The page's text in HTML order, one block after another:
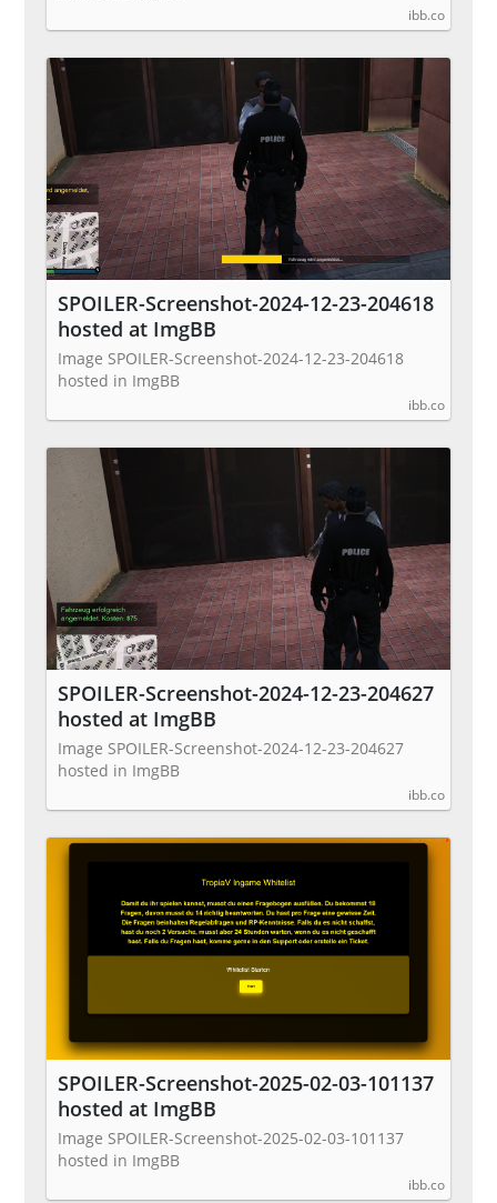
ibb.co
SPOILER-Screenshot-2024-12-23-204618
hosted at ImgBB
Image SPOILER-Screenshot-2024-12-23-204618
hosted in ImgBB
ibb.co
SPOILER-Screenshot-2024-12-23-204627
hosted at ImgBB
Image SPOILER-Screenshot-2024-12-23-204627
hosted in ImgBB
ibb.co
SPOILER-Screenshot-2025-02-03-101137
hosted at ImgBB
Image SPOILER-Screenshot-2025-02-03-101137
hosted in ImgBB
ibb.co